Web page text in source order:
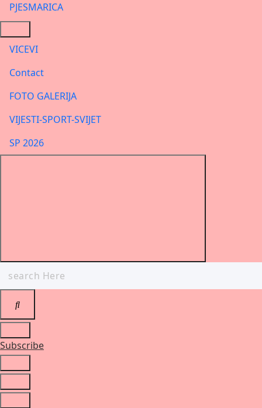
PJESMARICA
VICEVI
Contact
FOTO GALERIJA
VIJESTI-SPORT-SVIJET
SP 2026
for:
Subscribe